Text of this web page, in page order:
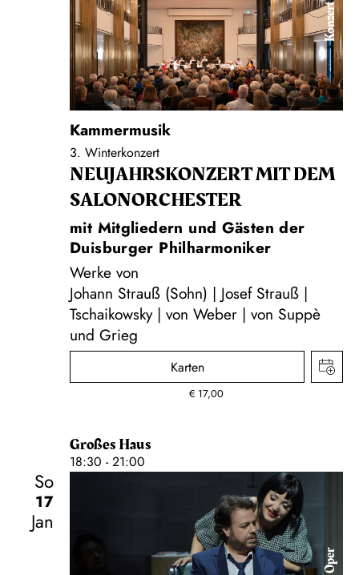
Konzert
Kammermusik
3. Winterkonzert
NEUJAHRS­KONZERT MIT DEM
SALON­ORCHESTER
mit Mitgliedern und Gästen der
Duisburger Philharmoniker
Werke von
Johann Strauß (Sohn) | Josef Strauß |
Tschaikowsky | von Weber | von Suppè
und Grieg
Karten
€ 17,00
Großes Haus
18:30 - 21:00
So
17
Jan
Oper